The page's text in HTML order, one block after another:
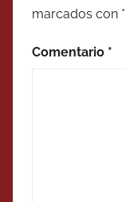
marcados con *
Comentario *